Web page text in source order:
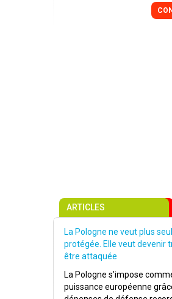
ARTICLES
La Pologne ne veut plus
protégée. Elle veut devenir
être attaquée
La Pologne s’impose
puissance européenne